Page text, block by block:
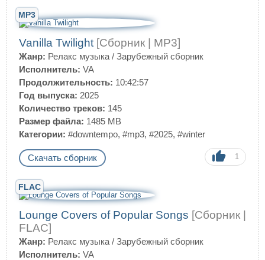
MP3
Vanilla Twilight [Сборник | MP3]
Жанр: Релакс музыка / Зарубежный сборник
Исполнитель: VA
Продолжительность: 10:42:57
Год выпуска: 2025
Количество треков: 145
Размер файла: 1485 MB
Категории: #downtempo, #mp3, #2025, #winter
Скачать сборник 1
FLAC
Lounge Covers of Popular Songs [Сборник |
FLAC]
Жанр: Релакс музыка / Зарубежный сборник
Исполнитель: VA